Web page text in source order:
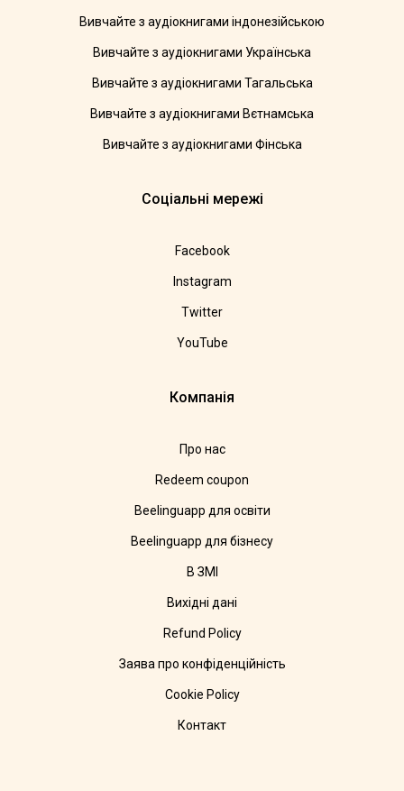
Вивчайте з аудіокнигами індонезійською
Вивчайте з аудіокнигами Українська
Вивчайте з аудіокнигами Тагальська
Вивчайте з аудіокнигами Вєтнамська
Вивчайте з аудіокнигами Фінська
Соціальні мережі
Facebook
Instagram
Twitter
YouTube
Компанія
Про нас
Redeem coupon
Beelinguapp для освіти
Beelinguapp для бізнесу
В ЗМІ
Вихідні дані
Refund Policy
Заява про конфіденційність
Cookie Policy
Контакт